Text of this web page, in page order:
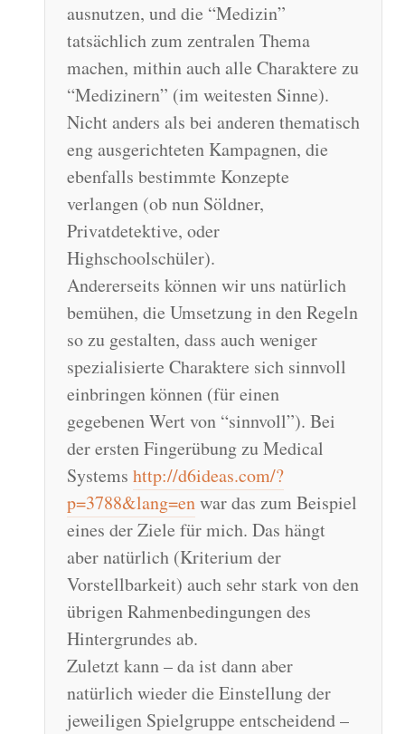
ausnutzen, und die “Medizin”
tatsächlich zum zentralen Thema
machen, mithin auch alle Charaktere zu
“Medizinern” (im weitesten Sinne).
Nicht anders als bei anderen thematisch
eng ausgerichteten Kampagnen, die
ebenfalls bestimmte Konzepte
verlangen (ob nun Söldner,
Privatdetektive, oder
Highschoolschüler).
Andererseits können wir uns natürlich
bemühen, die Umsetzung in den Regeln
so zu gestalten, dass auch weniger
spezialisierte Charaktere sich sinnvoll
einbringen können (für einen
gegebenen Wert von “sinnvoll”). Bei
der ersten Fingerübung zu Medical
Systems http://d6ideas.com/?
p=3788&lang=enwar das zum Beispiel
eines der Ziele für mich. Das hängt
aber natürlich (Kriterium der
Vorstellbarkeit) auch sehr stark von den
übrigen Rahmenbedingungen des
Hintergrundes ab.
Zuletzt kann – da ist dann aber
natürlich wieder die Einstellung der
jeweiligen Spielgruppe entscheidend –